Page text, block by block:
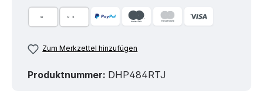
Zum Merkzettel hinzufügen
Produktnummer: DHP484RTJ